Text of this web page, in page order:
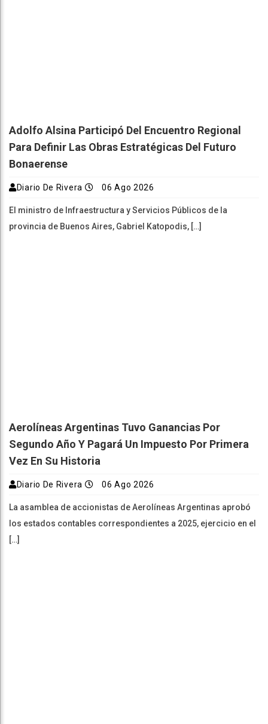
Adolfo Alsina Participó Del Encuentro Regional
Para Definir Las Obras Estratégicas Del Futuro
Bonaerense
Diario De Rivera 06 Ago 2026
El ministro de Infraestructura y Servicios Públicos de la
provincia de Buenos Aires, Gabriel Katopodis, […]
Aerolíneas Argentinas Tuvo Ganancias Por
Segundo Año Y Pagará Un Impuesto Por Primera
Vez En Su Historia
Diario De Rivera 06 Ago 2026
La asamblea de accionistas de Aerolíneas Argentinas aprobó
los estados contables correspondientes a 2025, ejercicio en el
[…]